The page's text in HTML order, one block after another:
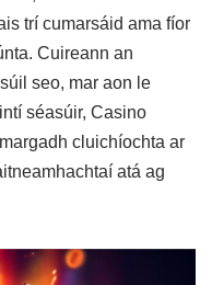
trí cumarsáid ama fíor
Cuireann an
seo, mar aon le
séasúir, Casino
cluichíochta ar
atá ag